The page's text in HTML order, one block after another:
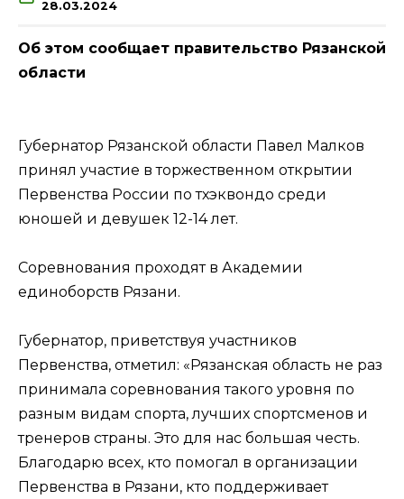
28.03.2024
Об этом сообщает правительство Рязанской
области
Губернатор Рязанской области Павел Малков
принял участие в торжественном открытии
Первенства России по тхэквондо среди
юношей и девушек 12-14 лет.
Соревнования проходят в Академии
единоборств Рязани.
Губернатор, приветствуя участников
Первенства, отметил: «Рязанская область не раз
принимала соревнования такого уровня по
разным видам спорта, лучших спортсменов и
тренеров страны. Это для нас большая честь.
Благодарю всех, кто помогал в организации
Первенства в Рязани, кто поддерживает